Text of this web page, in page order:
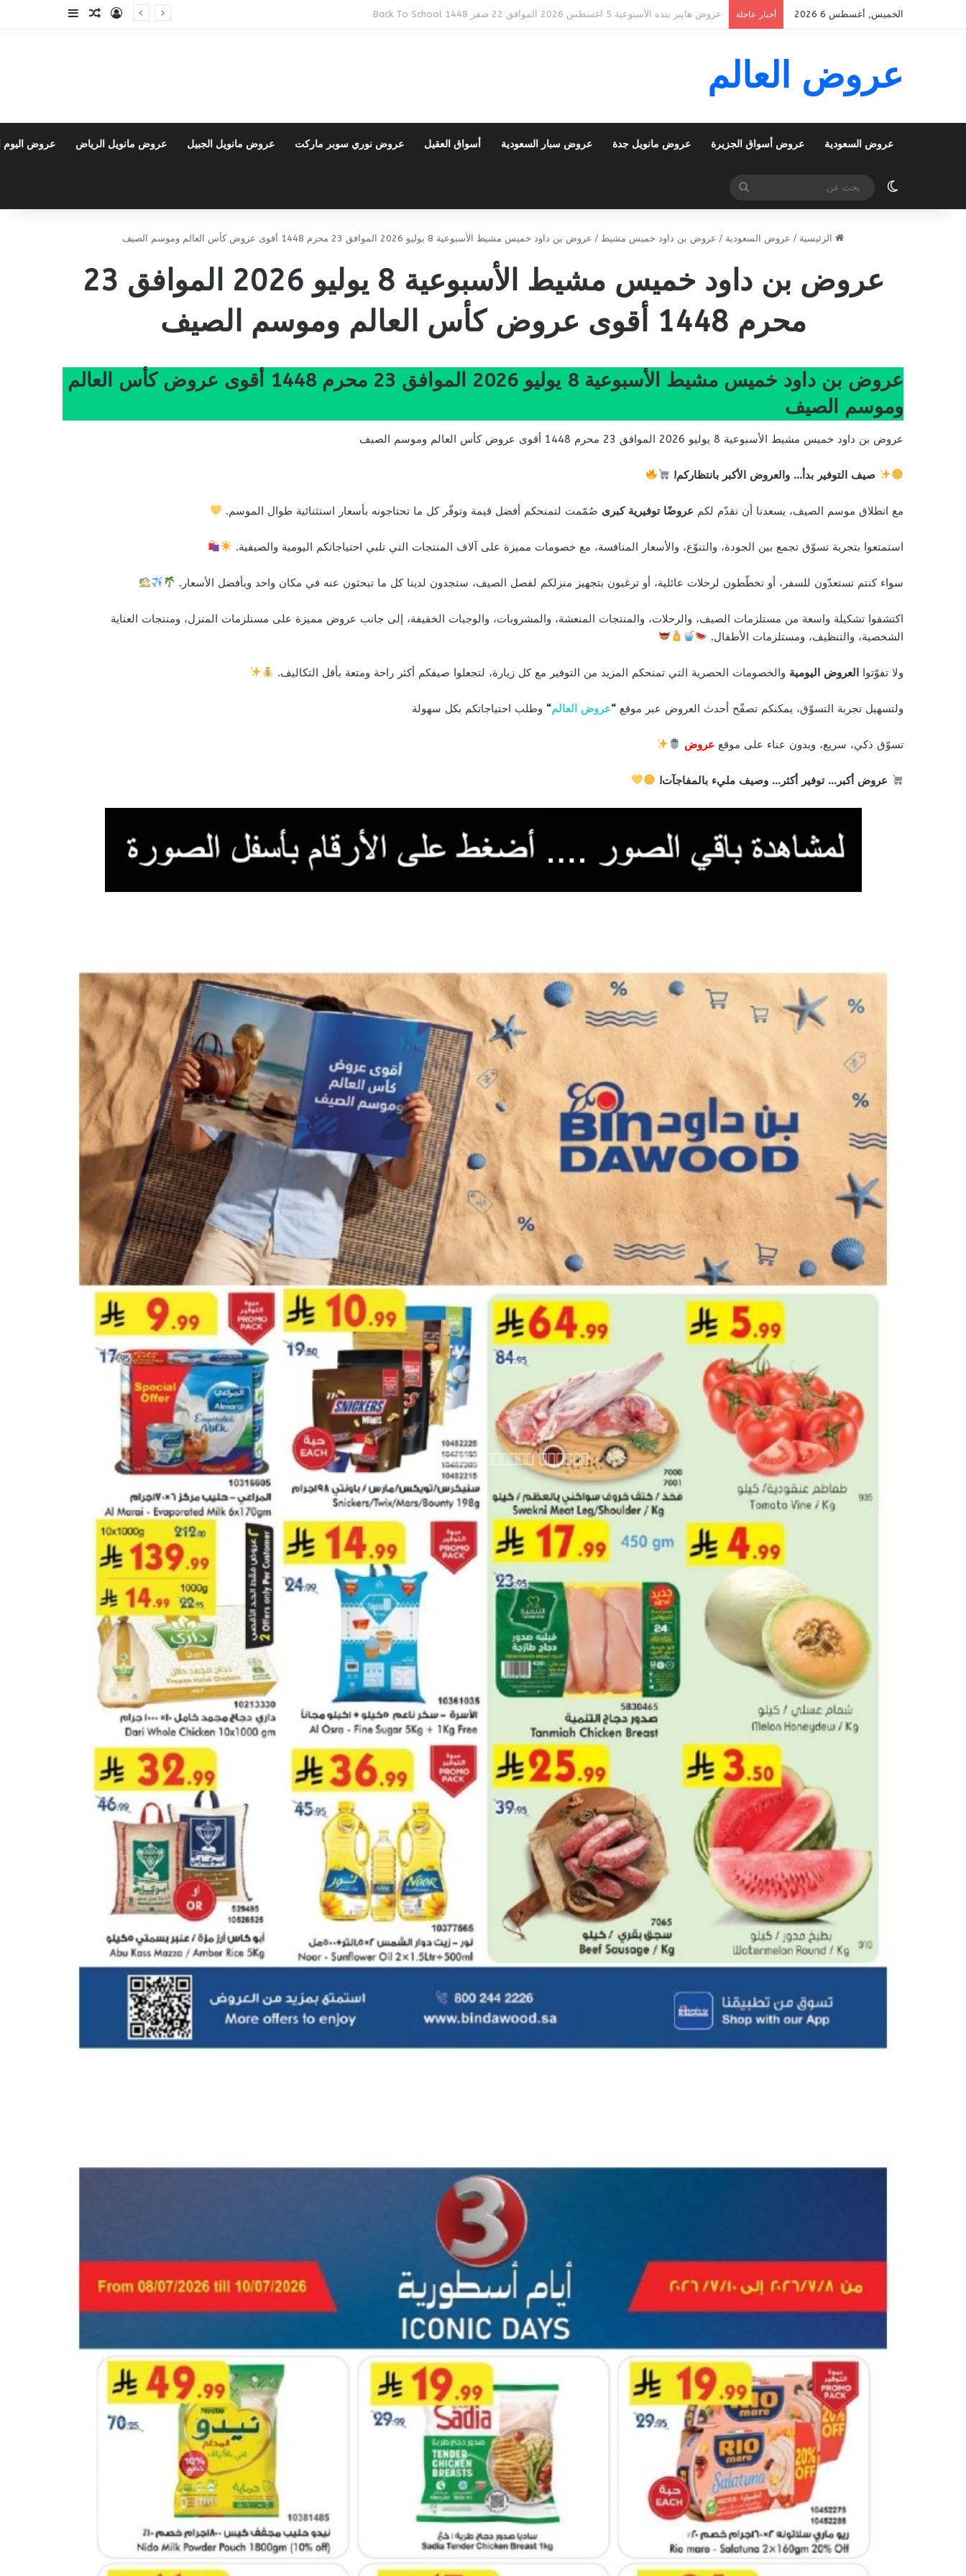
الخميس, أغسطس 6 2026 أخبار عاجلة عروض بنده الأسبوعية 5 اغسطس 2026 الموافق 22 صفر 1448 Back To School تسجيل الدخول
مقال عشوائي
إضافة عمود
عروض العالم
عروض السعودية عروض أسواق الجزيرة عروض مانويل جدة عروض سبار السعودية أسواق العقيل عروض نوري سوبر ماركت عروض مانويل الجبيل عروض مانويل الرياض عروض اليوم
الوضع المظلم
بحث
عن
الرئيسية / عروض السعودية / عروض بن داود خميس مشيط / عروض بن داود خميس مشيط الأسبوعية 8 يوليو 2026 الموافق 23 محرم 1448 أقوى عروض كأس العالم وموسم الصيف
عروض بن داود خميس مشيط الأسبوعية 8 يوليو 2026 الموافق 23
محرم 1448 أقوى عروض كأس العالم وموسم الصيف
عروض بن داود خميس مشيط الأسبوعية 8 يوليو 2026 الموافق 23 محرم 1448 أقوى عروض كأس العالم
وموسم الصيف
عروض بن داود خميس مشيط الأسبوعية 8 يوليو 2026 الموافق 23 محرم 1448 أقوى عروض كأس العالم وموسم الصيف
صيف التوفير بدأ… والعروض الأكبر بانتظاركم!
مع انطلاق موسم الصيف، يسعدنا أن نقدّم لكم عروضًا توفيرية كبرى صُمّمت لتمنحكم أفضل قيمة وتوفّر كل ما تحتاجونه بأسعار استثنائية طوال الموسم.
استمتعوا بتجربة تسوّق تجمع بين الجودة، والتنوّع، والأسعار المنافسة، مع خصومات مميزة على آلاف المنتجات التي تلبي احتياجاتكم اليومية والصيفية.
سواء كنتم تستعدّون للسفر، أو تخطّطون لرحلات عائلية، أو ترغبون بتجهيز منزلكم لفصل الصيف، ستجدون لدينا كل ما تبحثون عنه في مكان واحد وبأفضل الأسعار.
اكتشفوا تشكيلة واسعة من مستلزمات الصيف، والرحلات، والمنتجات المنعشة، والمشروبات، والوجبات الخفيفة، إلى جانب عروض مميزة على مستلزمات المنزل، ومنتجات العناية
الشخصية، والتنظيف، ومستلزمات الأطفال.
ولا تفوّتوا العروض اليومية والخصومات الحصرية التي تمنحكم المزيد من التوفير مع كل زيارة، لتجعلوا صيفكم أكثر راحة ومتعة بأقل التكاليف.
ولتسهيل تجربة التسوّق، يمكنكم تصفّح أحدث العروض عبر موقع “عروض العالم“ وطلب احتياجاتكم بكل سهولة
تسوّق ذكي، سريع، وبدون عناء على موقع عروض
عروض أكبر… توفير أكثر… وصيف مليء بالمفاجآت!